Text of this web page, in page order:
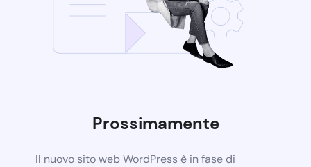
Prossimamente
Il nuovo sito web WordPress è in fase di